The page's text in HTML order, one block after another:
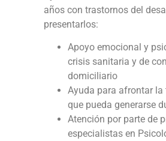
años con trastornos del
presentarlos:
Apoyo emocional y
crisis sanitaria y de
domiciliario
Ayuda para afrontar
que pueda generarse
Atención por parte de
especialistas en